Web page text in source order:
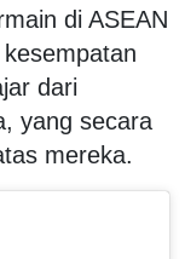
di ASEAN
dari
yang secara
mereka.